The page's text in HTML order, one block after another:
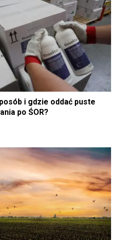
i gdzie oddać puste
po ŚOR?